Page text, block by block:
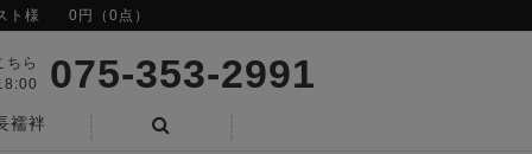
ト様 0円（0点）
ちら
075-353-2991
襦袢